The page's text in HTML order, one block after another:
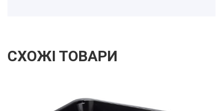
СХОЖІ ТОВАРИ